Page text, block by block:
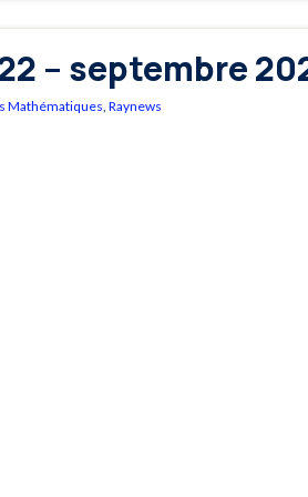
– septembre
Mathématiques Raynews